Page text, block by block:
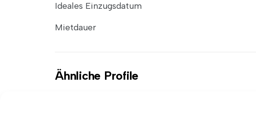
Ideales Einzugsdatum
Mietdauer
Ähnliche Profile